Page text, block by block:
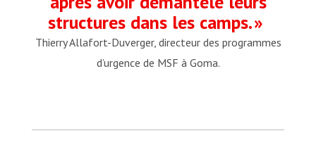
structures dans les camps. »
Thierry Allafort-Duverger, directeur des programmes
d’urgence de MSF à Goma.